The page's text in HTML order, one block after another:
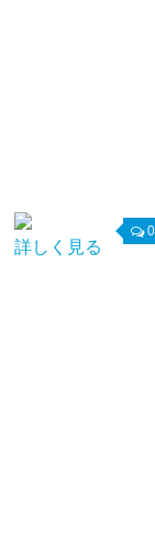
0
詳しく見る